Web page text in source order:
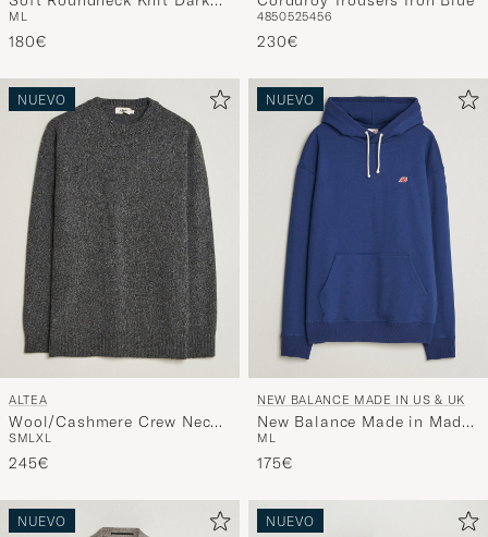
Navy
M L
180€
4850525456
230€
NUEVO
ALTEA
Wool/Cashmere Crew Neck
Pullover Charcoal Melange
SMLXL
245€
NUEVO
NEW BALANCE MADE IN US & UK
New Balance Made in Made
In USA Core Hoodie Blue
Oyster
M L
175€
NUEVO NUEVO